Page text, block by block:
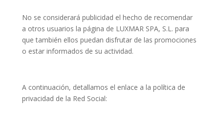
No se considerará publicidad el hecho de recomendar
a otros usuarios la página de LUXMAR SPA, S.L. para
que también ellos puedan disfrutar de las promociones
o estar informados de su actividad.
A continuación, detallamos el enlace a la política de
privacidad de la Red Social: